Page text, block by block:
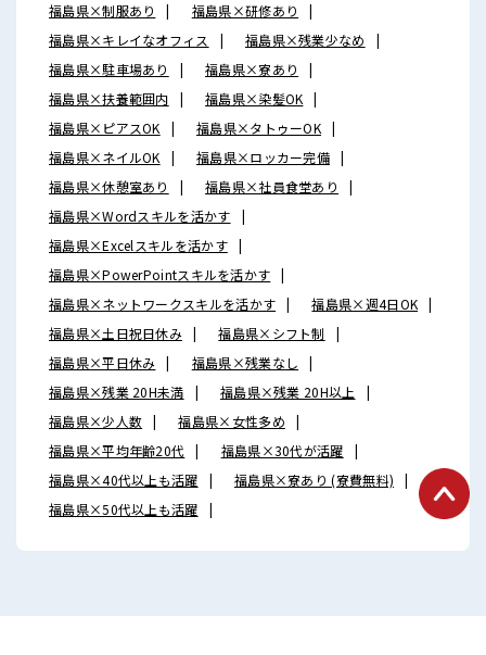
福島県×制服あり
福島県×研修あり
福島県×キレイなオフィス
福島県×残業少なめ
福島県×駐車場あり
福島県×寮あり
福島県×扶養範囲内
福島県×染髪OK
福島県×ピアスOK
福島県×タトゥーOK
福島県×ネイルOK
福島県×ロッカー完備
福島県×休憩室あり
福島県×社員食堂あり
福島県×Wordスキルを活かす
福島県×Excelスキルを活かす
福島県×PowerPointスキルを活かす
福島県×ネットワークスキルを活かす
福島県×週4日OK
福島県×土日祝日休み
福島県×シフト制
福島県×平日休み
福島県×残業なし
福島県×残業 20H未満
福島県×残業 20H以上
福島県×少人数
福島県×女性多め
福島県×平均年齢20代
福島県×30代が活躍
福島県×40代以上も活躍
福島県×寮あり (寮費無料)
福島県×50代以上も活躍